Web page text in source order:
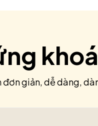
giản, dễ dàng,